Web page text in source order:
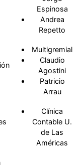
Espinosa
Andrea
Repetto
Multigremial
Claudio
Agostini
Patricio
Arrau
Clínica
Contable U.
de Las
Américas